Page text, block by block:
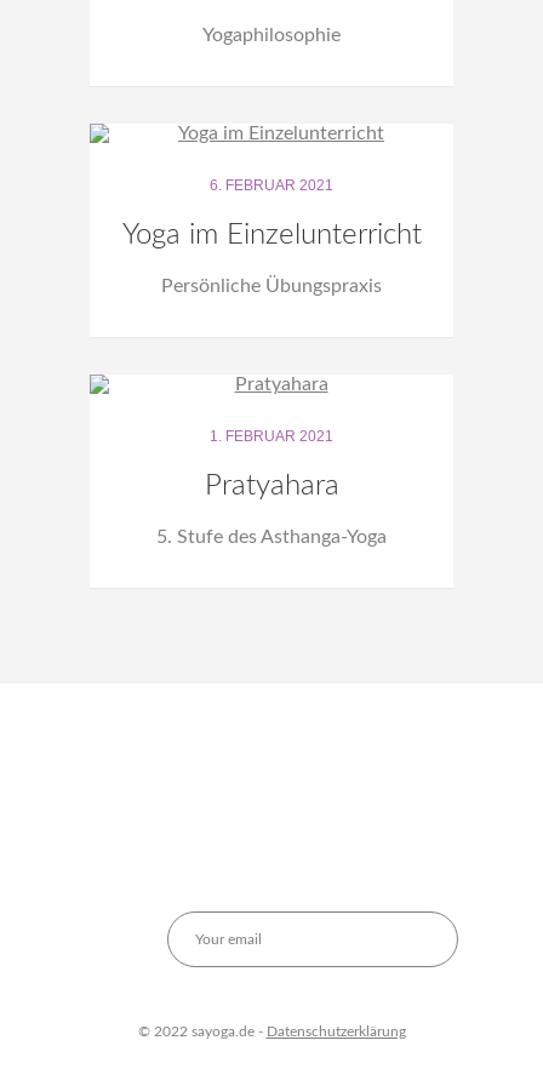
Yogaphilosophie
6. FEBRUAR 2021
Yoga im Einzelunterricht
Persönliche Übungspraxis
1. FEBRUAR 2021
Pratyahara
5. Stufe des Asthanga-Yoga
© 2022 sayoga.de - Datenschutzerklärung